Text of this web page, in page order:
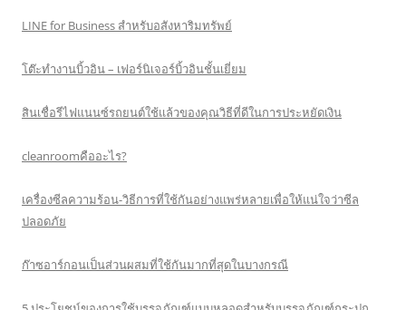
LINE for Business สำหรับอสังหาริมทรัพย์
โต๊ะทำงานบิ้วอิน – เฟอร์นิเจอร์บิ้วอินชั้นเยี่ยม
สินเชื่อรีไฟแนนซ์รถยนต์ใช้แล้วของคุณวิธีที่ดีในการประหยัดเงิน
cleanroomคืออะไร?
เครื่องซีลความร้อน-วิธีการที่ใช้กันอย่างแพร่หลายเพื่อให้แน่ใจว่าซีล
ปลอดภัย
ก๊าซอาร์กอนเป็นส่วนผสมที่ใช้กันมากที่สุดในบางกรณี